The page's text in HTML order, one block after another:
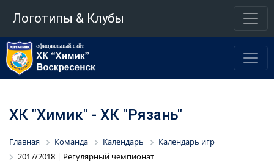
Логотипы & Клубы
ХК "Химик" - ХК "Рязань"
Главная Команда Календарь
Календарь игр
2017/2018 | Регулярный чемпионат